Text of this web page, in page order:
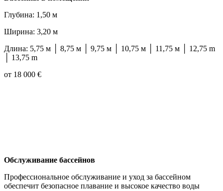
Глубина: 1,50 м
Ширина: 3,20 м
Длина: 5,75 м │ 8,75 м │ 9,75 м │ 10,75 м │ 11,75 м │ 12,75 m
│ 13,75 m
от 18 000 €
Обслуживание бассейнов
Профессиональное обслуживание и уход за бассейном
обеспечит безопасное плавание и высокое качество воды